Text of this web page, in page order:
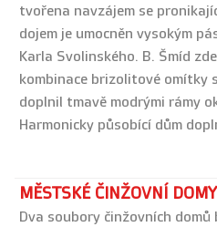
tvořena navzájem se
dojem je umocněn vysokým
Karla Svolinského. B. Šmíd
kombinace brizolitové omítky
doplnil tmavě modrými rámy
Harmonicky působící dům
MĚSTSKÉ ČINŽOVNÍ DOMY
Dva soubory činžovních